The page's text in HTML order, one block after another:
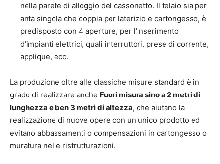
nella parete di alloggio del cassonetto. Il telaio sia per
anta singola che doppia per laterizio e cartongesso, è
predisposto con 4 aperture, per l’inserimento
d’impianti elettrici, quali interruttori, prese di corrente,
applique, ecc.
La produzione oltre alle classiche misure standard è in
grado di realizzare anche Fuori misura sino a 2 metri di
lunghezza e ben 3 metri di altezza, che aiutano la
realizzazione di nuove opere con un unico prodotto ed
evitano abbassamenti o compensazioni in cartongesso o
muratura nelle ristrutturazioni.